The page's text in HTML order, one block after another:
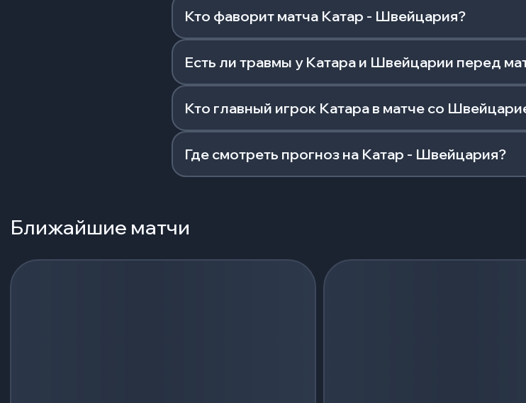
Кто фаворит матча Катар - Швейцария?
Есть ли травмы у Катара и Швейцарии перед
Кто главный игрок Катара в матче со
Где смотреть прогноз на Катар - Швейцария?
Ближайшие матчи
Загрузка событий...